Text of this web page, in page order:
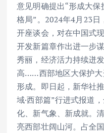
意见明确提出“形成大
格局”。2024年4月23
开座谈会，对在中国式
开发新篇章作出进一步
秀丽，经济活力持续迸
高……西部地区大保护大
形成。即日起，新华社
域·西部篇”行进式报道
化、新气象、新成就。
亮西部壮阔山河。占全